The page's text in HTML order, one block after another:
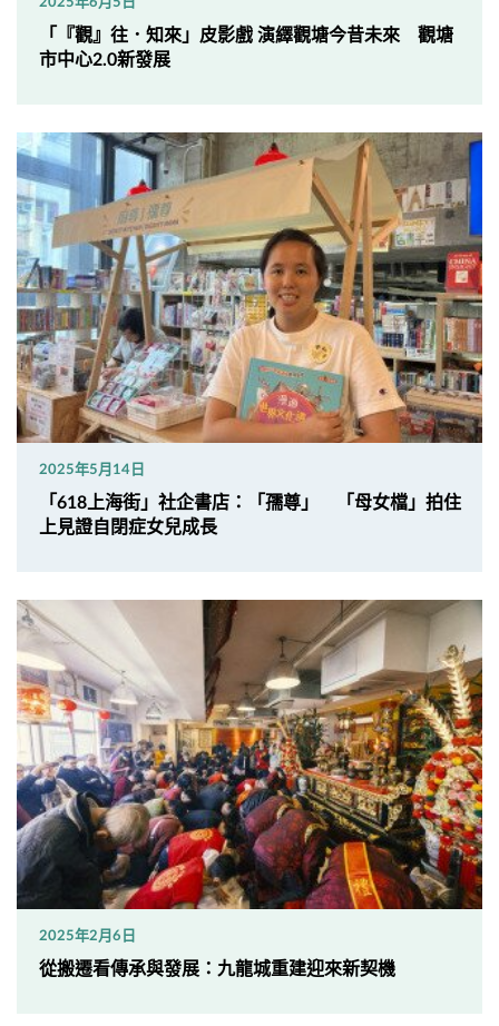
2025年6月5日
「『觀』往．知來」皮影戲 演繹觀塘今昔未來 觀塘
市中心2.0新發展
2025年5月14日
「618上海街」社企書店：「孺尊」 「母女檔」拍住
上見證自閉症女兒成長
2025年2月6日
從搬遷看傳承與發展：九龍城重建迎來新契機